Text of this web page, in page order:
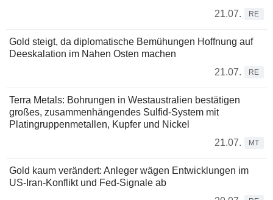
21.07.
RE
Gold steigt, da diplomatische Bemühungen Hoffnung auf
Deeskalation im Nahen Osten machen
21.07.
RE
Terra Metals: Bohrungen in Westaustralien bestätigen
großes, zusammenhängendes Sulfid-System mit
Platingruppenmetallen, Kupfer und Nickel
21.07.
MT
Gold kaum verändert: Anleger wägen Entwicklungen im
US-Iran-Konflikt und Fed-Signale ab